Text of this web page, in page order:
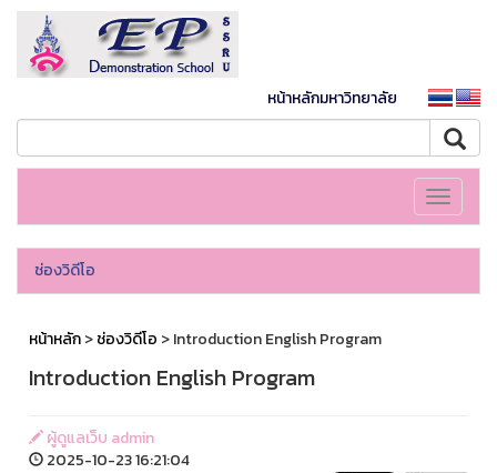
หน้าหลักมหาวิทยาลัย
Toggle
ช่องวิดีโอ
หน้าหลัก>ช่องวิดีโอ > Introduction English Program
Introduction English Program
ผู้ดูแลเว็บ admin
2025-10-23 16:21:04